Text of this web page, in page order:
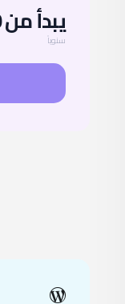
يبدأ من 580 ريال
سنوياً